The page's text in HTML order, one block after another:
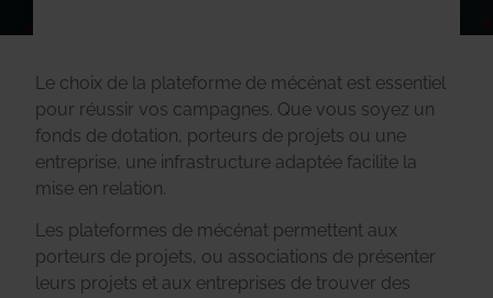
Le choix de la plateforme de mécénat est essentiel
pour réussir vos campagnes. Que vous soyez un
fonds de dotation, porteurs de projets ou une
entreprise, une infrastructure adaptée facilite la
mise en relation.
Les plateformes de mécénat permettent aux
porteurs de projets, ou associations de présenter
leurs projets et aux entreprises de trouver des